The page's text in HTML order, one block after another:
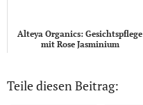
Alteya Organics: Gesichtspflege
mit Rose Jasminium
Teile diesen Beitrag: